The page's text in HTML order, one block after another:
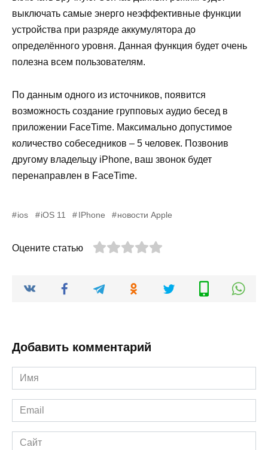
выключать самые энерго неэффективные функции
устройства при разряде аккумулятора до
определённого уровня. Данная функция будет очень
полезна всем пользователям.
По данным одного из источников, появится
возможность создание групповых аудио бесед в
приложении FaceTime. Максимально допустимое
количество собеседников – 5 человек. Позвонив
другому владельцу iPhone, ваш звонок будет
перенаправлен в FaceTime.
ios iOS 11 IPhone новости Apple
Оцените статью
Добавить комментарий
Имя
*
Email
*
Сайт